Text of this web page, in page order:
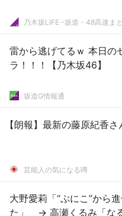
乃木坂LIFE -坂道・48高速ま
雷から逃げてるｗ 本日の
ラ！！！【乃木坂46】
坂道G情報通
【朗報】最新の藤原紀香
芸能人の気になる噂
大野愛莉「“ぷにこ”から
た」 → 高瀬くるみ「なる